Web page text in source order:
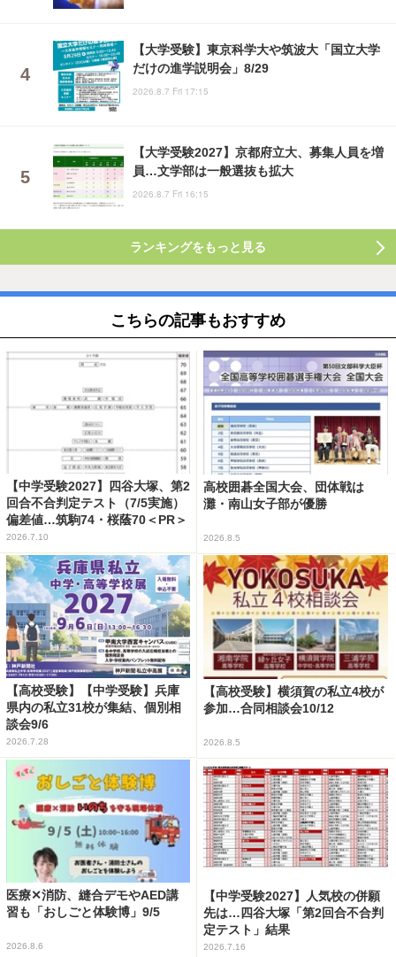
【大学受験】東京科学大や筑波大「国立大学
だけの進学説明会」8/29
2026.8.7 Fri 17:15
【大学受験2027】京都府立大、募集人員を増
員…文学部は一般選抜も拡大
2026.8.7 Fri 16:15
ランキングをもっと見る
こちらの記事もおすすめ
【中学受験2027】四谷大塚、第2
回合不合判定テスト（7/5実施）
偏差値…筑駒74・桜蔭70＜PR＞
2026.7.10
高校囲碁全国大会、団体戦は
灘・南山女子部が優勝
2026.8.5
【高校受験】【中学受験】兵庫
県内の私立31校が集結、個別相
談会9/6
2026.7.28
【高校受験】横須賀の私立4校が
参加…合同相談会10/12
2026.8.5
医療✕消防、縫合デモやAED講
習も「おしごと体験博」9/5
2026.8.6
【中学受験2027】人気校の併願
先は…四谷大塚「第2回合不合判
定テスト」結果
2026.7.16